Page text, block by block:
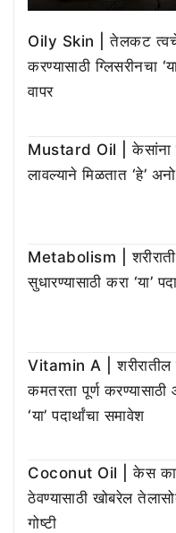
Oily Skin | तेलकट
करण्यासाठी ग्लिसरीनचा
वापर
Mustard Oil | केसांना
लावल्याने मिळतात ‘हे’
Metabolism |
सुधारण्यासाठी करा ‘या’
Vitamin A | शरीरातील
कमतरता पूर्ण करण्यासाठी
‘या’ पदार्थांचा समावेश
Coconut Oil | केस काळे
ठेवण्यासाठी खोबरेल
गोष्टी